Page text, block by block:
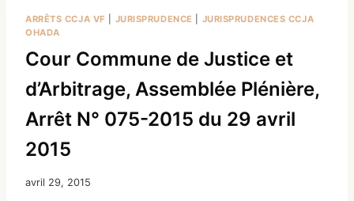
ARRÊTS CCJA VF JURISPRUDENCE
JURISPRUDENCES CCJA
OHADA
Cour Commune de Justice et
d’Arbitrage, Assemblée Plénière,
Arrêt N° 075-2015 du 29 avril
2015
avril 29, 2015